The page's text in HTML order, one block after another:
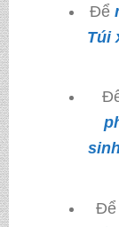
Để
Túi
Để